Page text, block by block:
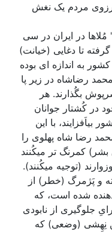
مردم یک نغش
در ایران در سی
تا دغایی (خیانت)
به اندازه ای بوده
رضاشاه در زیر پا
بگُذارند. هر
در کُشتار جوانان
بیاَفزایند، با این
رضا شاه پهلوی را
کمرنگ تر میکُنند
(توجیه میکُنند).
و پَژمرگ (خطر) از
شده است، که
جلوگیری از نابودی
نِهِشی (وضعی) که